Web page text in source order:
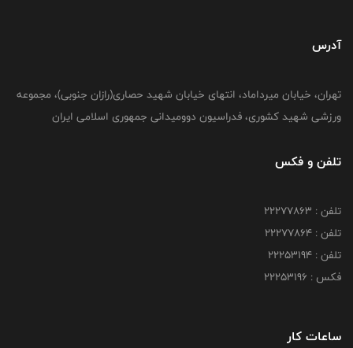
آدرس
تهران، خیابان میرداماد، انتهای خیابان شهید حصاری(رازان جنوبی)، مجموعه
ورزشی شهید کشوری، فدراسیون دوومیدانی جمهوری اسلامی ایران
تلفن و فکس
تلفن : 22277863
تلفن : 22277864
تلفن : 22253194
فکس : 22253196
ساعات کار